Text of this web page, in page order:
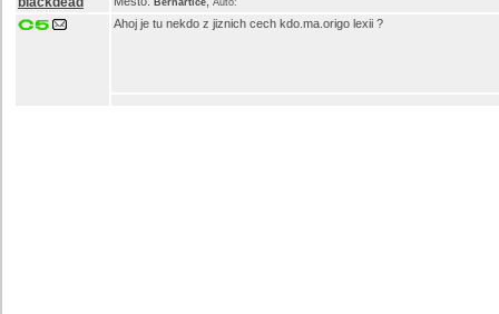
Bernartice Auto:
Ahoj je tu nekdo z jiznich cech kdo.ma.origo lexii ?